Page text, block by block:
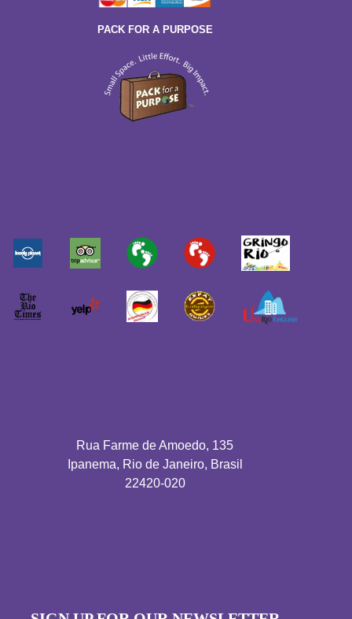
PACK FOR A PURPOSE
Rua Farme de Amoedo, 135
Ipanema, Rio de Janeiro, Brasil
22420-020